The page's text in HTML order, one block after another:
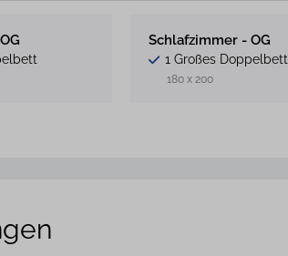
Schlafzimmer - OG
1 Großes Doppelbett
180 x 200